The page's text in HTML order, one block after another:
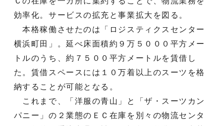
効率化。サービスの拡充と事業拡大を図る。
本格稼働させたのは「ロジスティクスセンター
横浜町田」。延べ床面積約９万５０００平方メー
トルのうち、約７５００平方メートルを賃借し
た。賃借スペースには１０万着以上のスーツを格
納することが可能となる。
これまで、「洋服の青山」と「ザ・スーツカン
パニー」の２業態のＥＣ在庫を別々の物流センタ